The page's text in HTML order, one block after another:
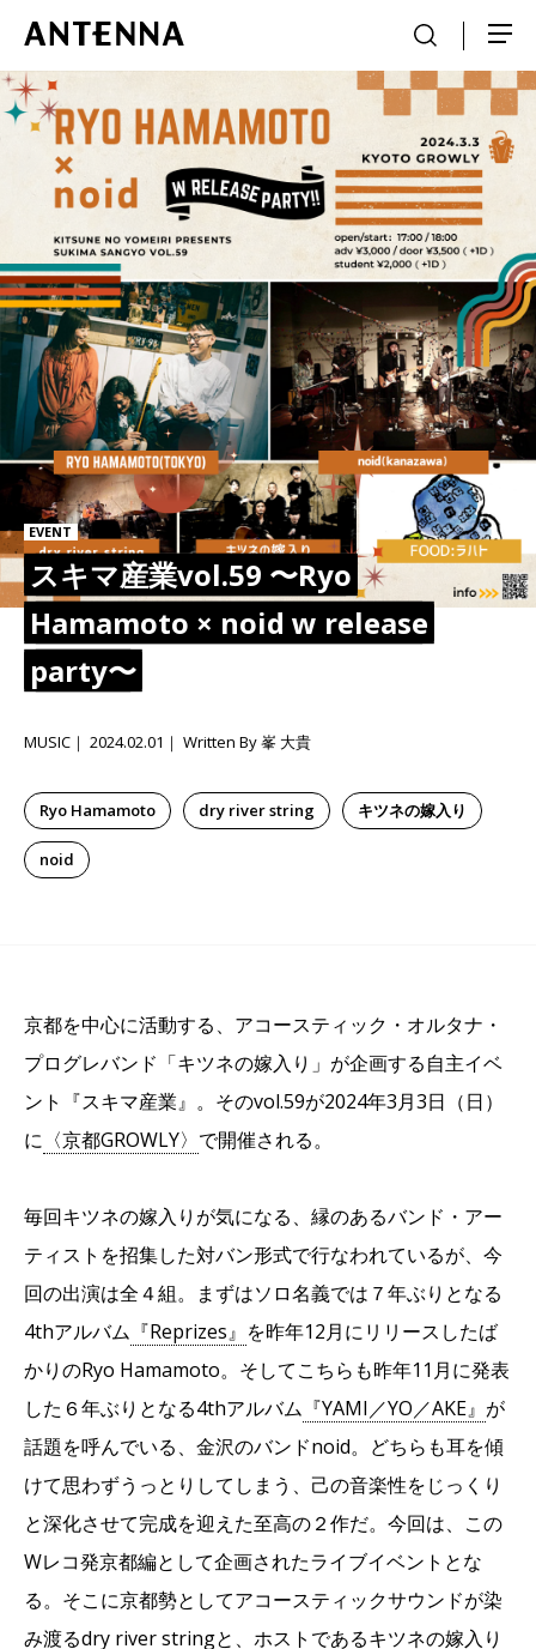
EVENT
スキマ産業vol.59 〜Ryo
Hamamoto × noid w release
party〜
Ryo Hamamoto dry river string キツネの嫁入り
noid
MUSIC 2024.02.01 Written By 峯 大貴
京都を中心に活動する、アコースティック・オルタナ・
プログレバンド「キツネの嫁入り」が企画する自主イベ
ント『スキマ産業』。そのvol.59が2024年3月3日（日）
に 〈京都GROWLY〉 で開催される。
毎回キツネの嫁入りが気になる、縁のあるバンド・アー
ティストを招集した対バン形式で行なわれているが、今
回の出演は全４組。まずはソロ名義では７年ぶりとなる
4thアルバム 『Reprizes』 を昨年12月にリリースしたば
かりのRyo Hamamoto。そしてこちらも昨年11月に発表
した６年ぶりとなる4thアルバム 『YAMI／YO／AKE』 が
話題を呼んでいる、金沢のバンドnoid。どちらも耳を傾
けて思わずうっとりしてしまう、己の音楽性をじっくり
と深化させて完成を迎えた至高の２作だ。今回は、この
Wレコ発京都編として企画されたライブイベントとな
る。そこに京都勢としてアコースティックサウンドが染
み渡るdry river stringと、ホストであるキツネの嫁入り